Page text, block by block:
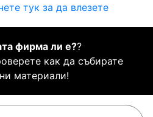
тук за да влезете
фирма ли е??
как да събирате
материали!